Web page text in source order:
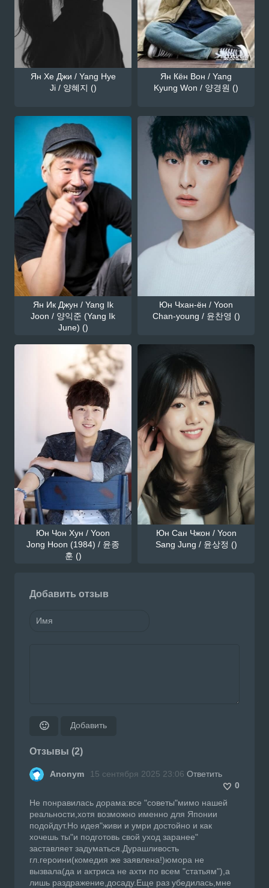
Ян Хе Джи / Yang Hye
Ji / 양혜지 ()
Ян Кён Вон / Yang
Kyung Won / 양경원 ()
Ян Ик Джун / Yang Ik
Joon / 양익준 (Yang Ik
June) ()
Юн Чхан-ён / Yoon
Chan-young / 윤찬영 ()
Юн Чон Хун / Yoon
Jong Hoon (1984) / 윤종
훈 ()
Юн Сан Чжон / Yoon
Sang Jung / 윤상정 ()
Добавить отзыв
🙂 Добавить
Отзывы (2)
Anonym 15 сентября 2025 23:06 Ответить
0
Не понравилась дорама:все "советы"мимо нашей
реальности,хотя возможно именно для Японии
подойдут.Но идея"живи и умри достойно и как
хочешь ты"и подготовь свой уход заранее"
заставляет задуматься.Дурашливость
гл.героини(комедия же заявлена!)юмора не
вызвала(да и актриса не ахти по всем "статьям"),а
лишь раздражение,досаду.Еще раз убедилась,мне